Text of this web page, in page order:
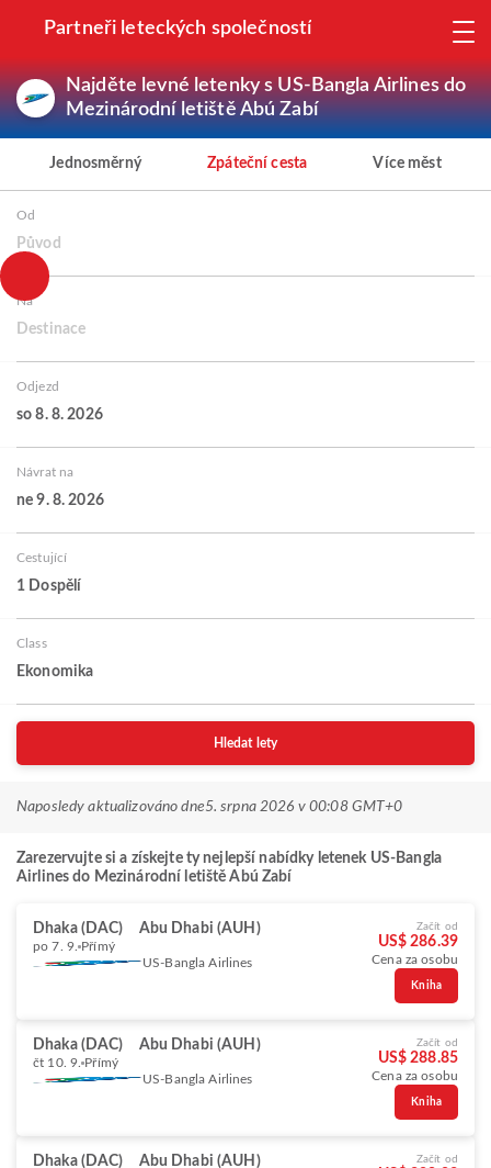
Partneři leteckých společností
Najděte levné letenky s US-Bangla Airlines do
Mezinárodní letiště Abú Zabí
Jednosměrný Zpáteční cesta Více měst
Od
Původ
Na
Destinace
Odjezd
so 8. 8. 2026
Návrat na
ne 9. 8. 2026
Cestující
1 Dospělí
Class
Ekonomika
Hledat lety
Naposledy aktualizováno dne5. srpna 2026 v 00:08 GMT+0
Zarezervujte si a získejte ty nejlepší nabídky letenek US-Bangla
Airlines do Mezinárodní letiště Abú Zabí
Dhaka (DAC) Abu Dhabi (AUH)
po 7. 9. Přímý
US-Bangla Airlines
Začít od
US$ 286.39
Cena za osobu
Kniha
Dhaka (DAC) Abu Dhabi (AUH)
čt 10. 9. Přímý
US-Bangla Airlines
Začít od
US$ 288.85
Cena za osobu
Kniha
Dhaka (DAC) Abu Dhabi (AUH) Začít od